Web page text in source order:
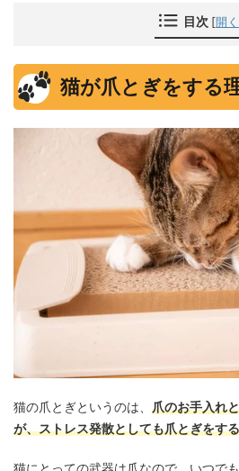
目次 [開く
猫が爪とぎをする
猫の爪とぎというのは、 爪のお手入れ
が、ストレス発散としても爪とぎをす